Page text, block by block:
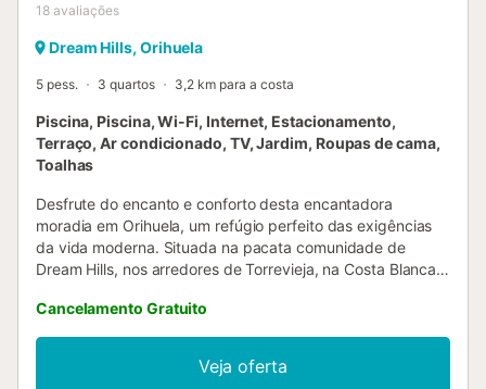
18 avaliações
Dream Hills, Orihuela
5 pess. 3 quartos 3,2 km para a costa
Piscina, Piscina, Wi-Fi, Internet, Estacionamento,
Terraço, Ar condicionado, TV, Jardim, Roupas de cama,
Toalhas
Desfrute do encanto e conforto desta encantadora
moradia em Orihuela, um refúgio perfeito das exigências
da vida moderna. Situada na pacata comunidade de
Dream Hills, nos arredores de Torrevieja, na Costa Blanca
num cenário tranquilo. A moradia está localizada numa das
urbanizações mais bem equipadas da zona, oferecendo
uma impressionante variedade de instalações de lazer. Os
residentes podem desfrutar de duas piscinas, um campo
Cancelamento Gratuito
Veja oferta